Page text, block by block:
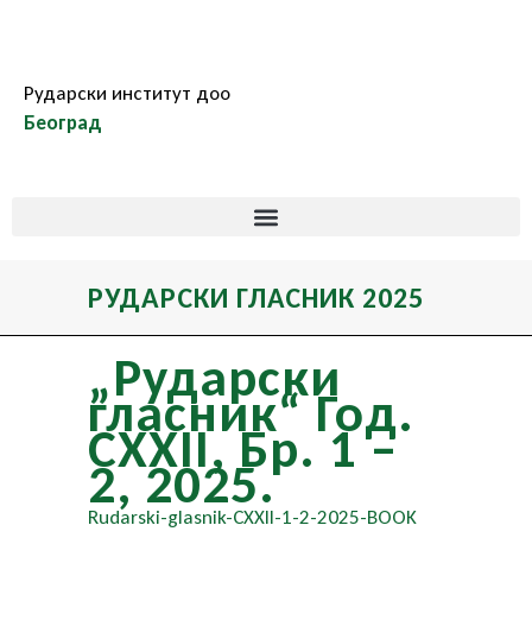
Рударски институт доо
Београд
РУДАРСКИ ГЛАСНИК 2025
„Рударски
гласник“ Год.
CXXII, Бр. 1 –
2, 2025.
Rudarski-glasnik-CXXII-1-2-2025-BOOK